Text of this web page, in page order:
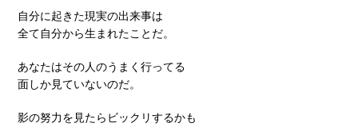
自分に起きた現実の出来事は
全て自分から生まれたことだ。
あなたはその人のうまく行ってる
面しか見ていないのだ。
影の努力を見たらビックリするかも